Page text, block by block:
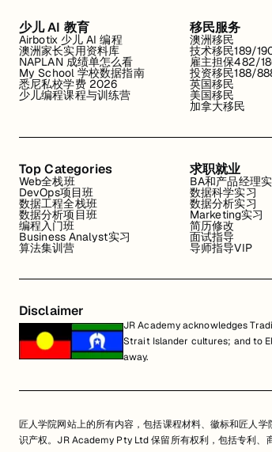
少儿 AI 教育
Airbotix 少儿 AI 编程
澳洲家长实用资料库
NAPLAN 成绩单怎么看
My School 学校数据指南
悉尼私校学费 2026
少儿编程课程与训练营
移民服务
澳洲移民
技术移民189/
雇主担保482/
投资移民188/
英国移民
美国移民
加拿大移民
Top Categories
Web全栈班
DevOps项目班
数据工程全栈班
数据分析项目班
编程入门班
Business Analyst实习
算法集训营
求职就业
BA和产品经理
数据科学实习
数据分析实习
Marketing实习
简历修改
面试指导
导师指导VIP
Disclaimer
JR Academy acknowledges
Strait Islander cultures; and to
away.
匠人学院网站上的所有内容，包括课程材料、徽标和匠人
识产权。JR Academy Pty Ltd 保留所有权利，包括专利、